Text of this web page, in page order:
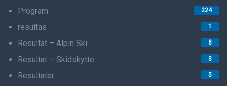
Program 224
resultas 1
Resultat – Alpin Ski 8
Resultat – Skidskytte 3
Resultater 5